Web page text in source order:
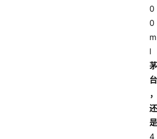
0
0
m
l
茅
台
，
还
是
4